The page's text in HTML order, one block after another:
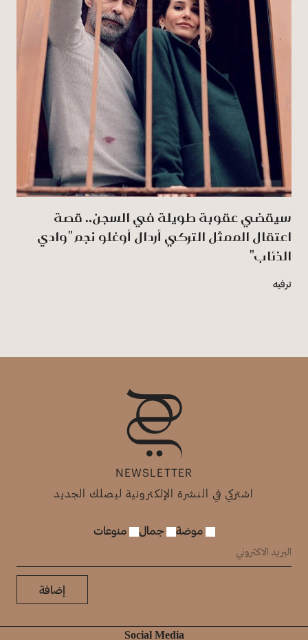
سيقضي عقوبة طويلة في السجن.. قصة
اعتقال الممثل التركي أردال أوغلو نجم "وادي
الذئاب"
ترفيه
NEWSLETTER
اشتركي في النشرة الإلكترونية ليصلك الجديد
موضة جمال منوعات
إضافة
Social Media